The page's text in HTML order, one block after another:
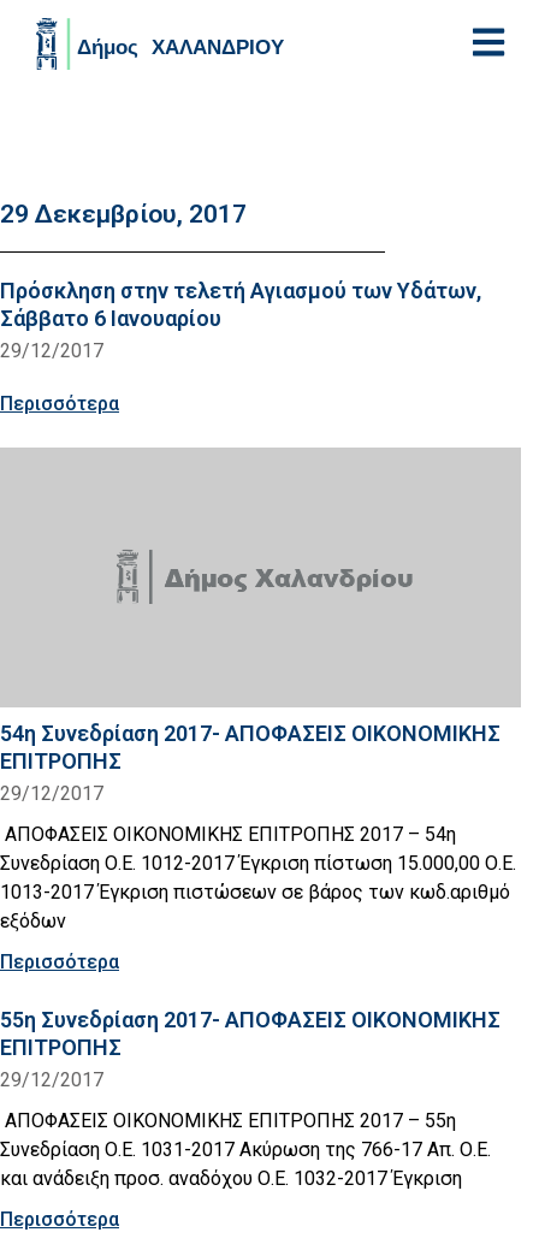
29 Δεκεμβρίου, 2017
Πρόσκληση στην τελετή Αγιασμού των Υδάτων,
Σάββατο 6 Ιανουαρίου
29/12/2017
Περισσότερα
54η Συνεδρίαση 2017- ΑΠΟΦΑΣΕΙΣ ΟΙΚΟΝΟΜΙΚΗΣ
ΕΠΙΤΡΟΠΗΣ
29/12/2017
ΑΠΟΦΑΣΕΙΣ ΟΙΚΟΝΟΜΙΚΗΣ ΕΠΙΤΡΟΠΗΣ 2017 – 54η
Συνεδρίαση Ο.Ε. 1012-2017 Έγκριση πίστωση 15.000,00 Ο.Ε.
1013-2017 Έγκριση πιστώσεων σε βάρος των κωδ.αριθμό
εξόδων
Περισσότερα
55η Συνεδρίαση 2017- ΑΠΟΦΑΣΕΙΣ ΟΙΚΟΝΟΜΙΚΗΣ
ΕΠΙΤΡΟΠΗΣ
29/12/2017
ΑΠΟΦΑΣΕΙΣ ΟΙΚΟΝΟΜΙΚΗΣ ΕΠΙΤΡΟΠΗΣ 2017 – 55η
Συνεδρίαση Ο.Ε. 1031-2017 Ακύρωση της 766-17 Απ. Ο.Ε.
και ανάδειξη προσ. αναδόχου Ο.Ε. 1032-2017 Έγκριση
Περισσότερα